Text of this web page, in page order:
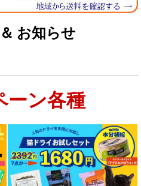
お知らせ
ーン各種